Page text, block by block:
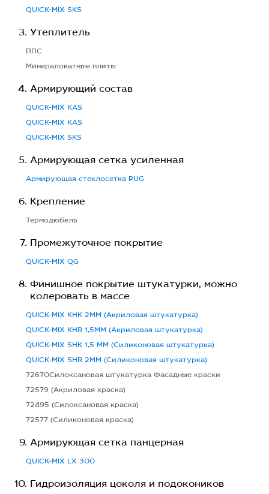
QUICK-MIX SKS
Утеплитель
ППС
Минераловатные плиты
Армирующий состав
QUICK-MIX KAS
QUICK-MIX KAS
QUICK-MIX SKS
Армирующая сетка усиленная
Армирующая стеклосетка PUG
Крепление
Термодюбель
Промежуточное покрытие
QUICK-MIX QG
Финишное покрытие штукатурки, можно
колеровать в массе
QUICK-MIX KHK 2MM (Акриловая штукатурка)
QUICK-MIX KHR 1,5MM (Акриловая штукатурка)
QUICK-MIX SHK 1,5 MM (Силиконовая штукатурка)
QUICK-MIX SHR 2MM (Силиконовая штукатурка)
72670Силоксановая штукатурка Фасадные краски
72579 (Акриловая краска)
72495 (Силоксановая краска)
72577 (Силиконовая краска)
Армирующая сетка панцерная
QUICK-MIX LX 300
Гидроизоляция цоколя и подокоников